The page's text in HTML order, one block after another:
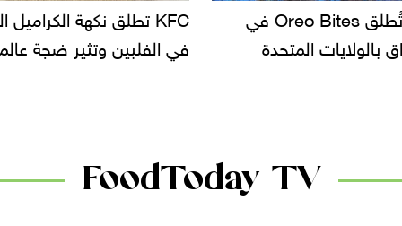
KFC تطلق نكهة الكراميل المملح
وتثير ضجة عالمية
دعوات للتحقيق في أسباب
سحب بعض ألبان الأطفال
FoodToday TV